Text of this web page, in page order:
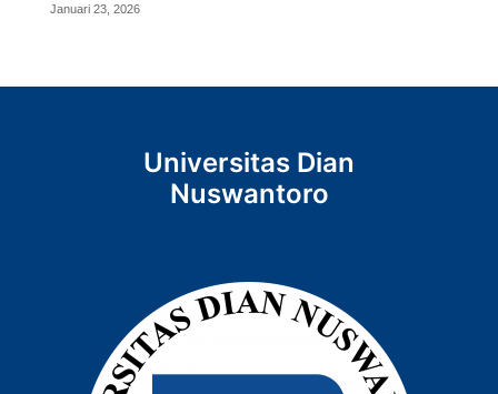
Januari 23, 2026
Universitas Dian
Nuswantoro